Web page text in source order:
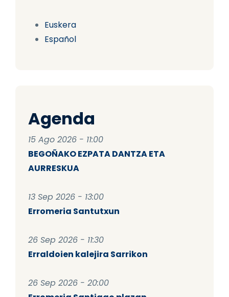
Euskera
Español
Agenda
15 Ago 2026 - 11:00
BEGOÑAKO EZPATA DANTZA ETA
AURRESKUA
13 Sep 2026 - 13:00
Erromeria Santutxun
26 Sep 2026 - 11:30
Erraldoien kalejira Sarrikon
26 Sep 2026 - 20:00